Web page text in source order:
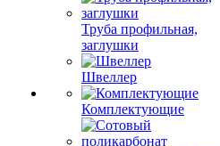
Труба профильная,
заглушки
Швеллер
Комплектующие